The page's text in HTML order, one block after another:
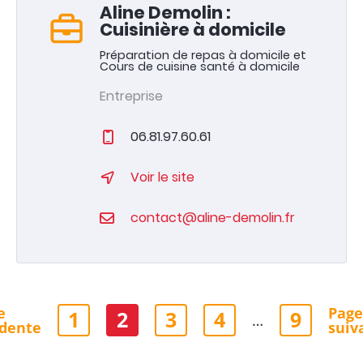
Aline Demolin :
Cuisinière à domicile
Préparation de repas à domicile et
Cours de cuisine santé à domicile
Entreprise
06.81.97.60.61
Voir le site
contact@aline-demolin.fr
1 2 3 4 … 9 Page